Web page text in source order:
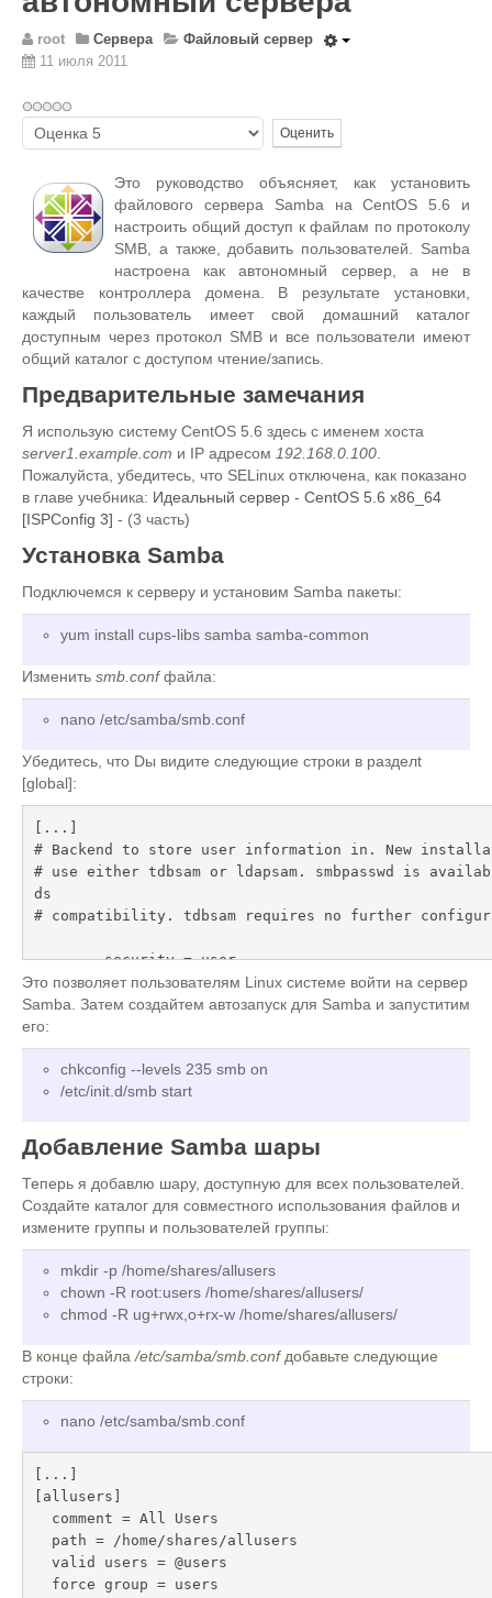
Разное
Контакты
Поиск по сайту
root Сервера
Файловый сервер
11 июля 2011
Пожалуйста,
оцените
Это руководство объясняет, как установить
файлового сервера Samba на CentOS 5.6 и
настроить общий доступ к файлам по протоколу
SMB, а также, добавить пользователей. Samba
настроена как автономный сервер, а не в
качестве контроллера домена. В результате установки,
каждый пользователь имеет свой домашний каталог
доступным через протокол SMB и все пользователи имеют
общий каталог с доступом чтение/запись.
Предварительные замечания
Я использую систему CentOS 5.6 здесь с именем хоста
server1.example.com и IP адресом 192.168.0.100
Пожалуйста, убедитесь, что SELinux отключена, как показано
в главе учебника: Идеальный сервер - CentOS 5.6 x86_64
[ISPConfig 3] - (3 часть)
Установка Samba
Подключемся к серверу и установим Samba пакеты:
yum install cups-libs samba samba-common
Изменить smb.confфайла:
nano /etc/samba/smb.conf
Убедитесь, что Dы видите следующие строки в разделt
[global]:
[...]
# Backend to store user information in. New
# use either tdbsam or ldapsam. smbpasswd is
ds
# compatibility. tdbsam requires no further
        security = user
        passdb backend = tdbsam
[...]
Это позволяет пользователям Linux системе войти на сервер
Samba. Затем создайтем автозапуск для Samba и запуститим
его:
chkconfig --levels 235 smb on
/etc/init.d/smb start
Добавление Samba шары
Теперь я добавлю шару, доступную для всех пользователей.
Создайте каталог для совместного использования файлов и
измените группы и пользователей группы:
mkdir -p /home/shares/allusers
chown -R root:users /home/shares/allusers/
chmod -R ug+rwx,o+rx-w /home/shares/allusers/
В конце файла /etc/samba/smb.confдобавьте следующие
строки:
nano /etc/samba/smb.conf
[...]
[allusers]